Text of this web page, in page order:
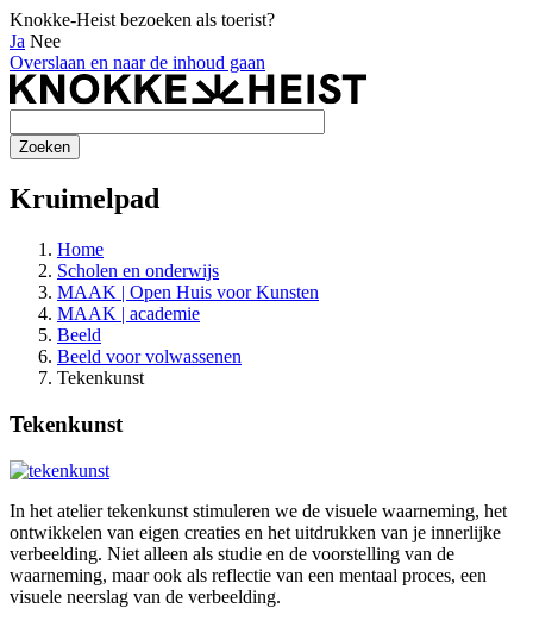
Knokke-Heist bezoeken als toerist?
Ja Nee
Overslaan en naar de inhoud gaan
Kruimelpad
Home
Scholen en onderwijs
MAAK | Open Huis voor Kunsten
MAAK | academie
Beeld
Beeld voor volwassenen
Tekenkunst
Tekenkunst
In het atelier tekenkunst stimuleren we de visuele waarneming, het
ontwikkelen van eigen creaties en het uitdrukken van je innerlijke
verbeelding. Niet alleen als studie en de voorstelling van de
waarneming, maar ook als reflectie van een mentaal proces, een
visuele neerslag van de verbeelding.